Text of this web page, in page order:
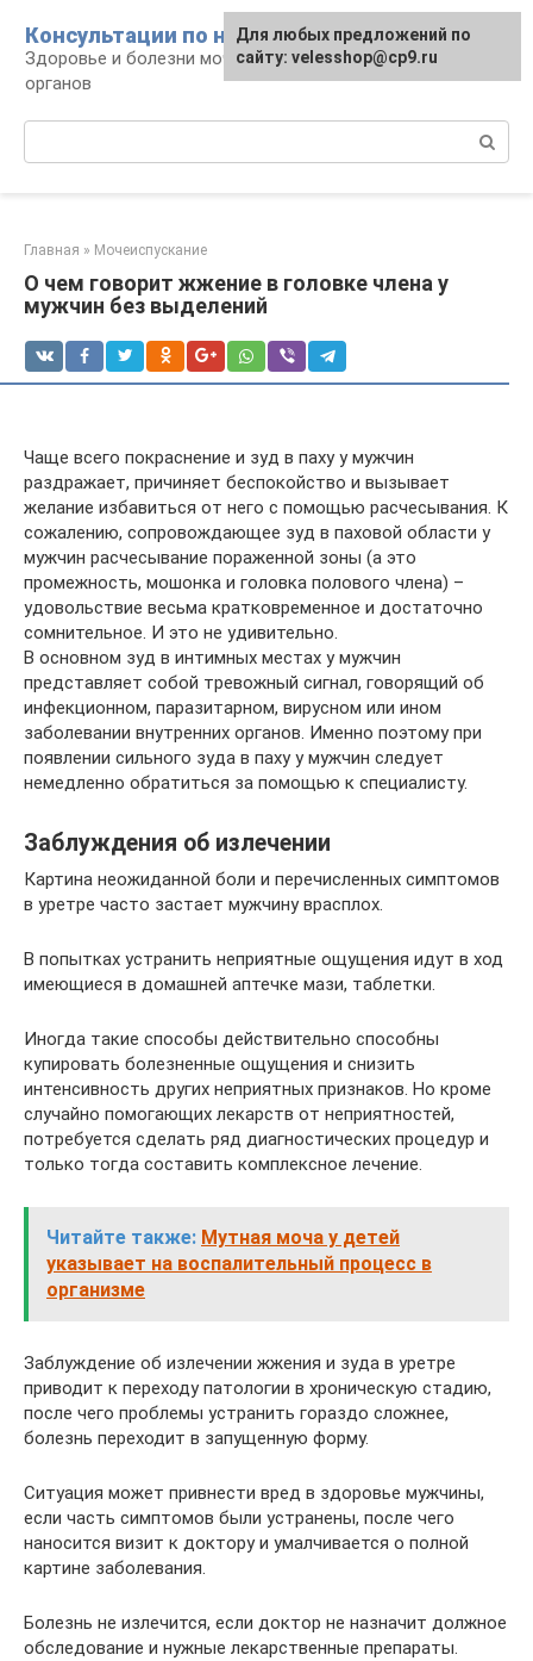
контенту
Консультации по нефрологии
Здоровье и болезни мочевыделительных
органов
Главная » Мочеиспускание
О чем говорит жжение в головке члена у
мужчин без выделений
Чаще всего покраснение и зуд в паху у мужчин
раздражает, причиняет беспокойство и вызывает
желание избавиться от него с помощью расчесывания. К
сожалению, сопровождающее зуд в паховой области у
мужчин расчесывание пораженной зоны (а это
промежность, мошонка и головка полового члена) –
удовольствие весьма кратковременное и достаточно
сомнительное. И это не удивительно.
В основном зуд в интимных местах у мужчин
представляет собой тревожный сигнал, говорящий об
инфекционном, паразитарном, вирусном или ином
заболевании внутренних органов. Именно поэтому при
появлении сильного зуда в паху у мужчин следует
немедленно обратиться за помощью к специалисту.
Заблуждения об излечении
Картина неожиданной боли и перечисленных симптомов
в уретре часто застает мужчину врасплох.
В попытках устранить неприятные ощущения идут в ход
имеющиеся в домашней аптечке мази, таблетки.
Иногда такие способы действительно способны
купировать болезненные ощущения и снизить
интенсивность других неприятных признаков. Но кроме
случайно помогающих лекарств от неприятностей,
потребуется сделать ряд диагностических процедур и
только тогда составить комплексное лечение.
Читайте также: Мутная моча у детей
указывает на воспалительный процесс в
организме
Заблуждение об излечении жжения и зуда в уретре
приводит к переходу патологии в хроническую стадию,
после чего проблемы устранить гораздо сложнее,
болезнь переходит в запущенную форму.
Ситуация может привнести вред в здоровье мужчины,
если часть симптомов были устранены, после чего
наносится визит к доктору и умалчивается о полной
картине заболевания.
Болезнь не излечится, если доктор не назначит должное
обследование и нужные лекарственные препараты.
Для любых предложений по
сайту: velesshop@cp9.ru